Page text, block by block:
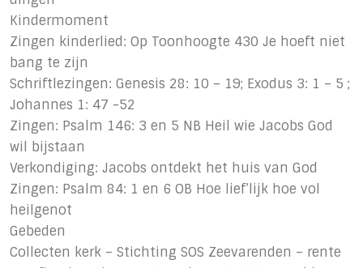
Kindermoment
Zingen kinderlied: Op Toonhoogte 430 Je hoeft niet
bang te zijn
Schriftlezingen: Genesis 28: 10 – 19; Exodus 3: 1 – 5 ;
Johannes 1: 47 -52
Zingen: Psalm 146: 3 en 5 NB Heil wie Jacobs God
wil bijstaan
Verkondiging: Jacobs ontdekt het huis van God
Zingen: Psalm 84: 1 en 6 OB Hoe lief’lijk hoe vol
heilgenot
Gebeden
Collecten kerk – Stichting SOS Zeevarenden – rente